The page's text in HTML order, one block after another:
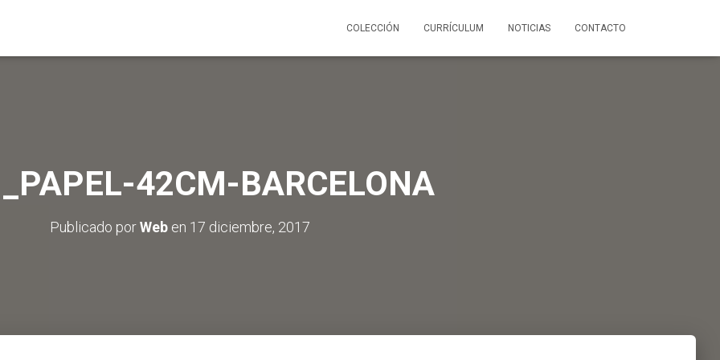
COLECCIÓN CURRÍCULUM NOTICIAS CONTACTO
42CM-BARCELONA
Publicado porWeb en 17 diciembre, 2017